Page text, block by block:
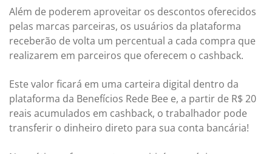
Além de poderem aproveitar os descontos oferecidos
pelas marcas parceiras, os usuários da plataforma
receberão de volta um percentual a cada compra que
realizarem em parceiros que oferecem o cashback.
Este valor ficará em uma carteira digital dentro da
plataforma da Benefícios Rede Bee e, a partir de R$ 20
reais acumulados em cashback, o trabalhador pode
transferir o dinheiro direto para sua conta bancária!